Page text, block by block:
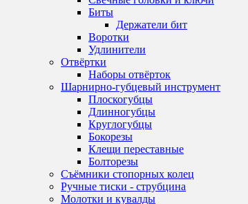
Биты
Держатели бит
Воротки
Удлинители
Отвёртки
Наборы отвёрток
Шарнирно-губцевый инструмент
Плоскогубцы
Длинногубцы
Круглогубцы
Бокорезы
Клещи переставные
Болторезы
Съёмники стопорных колец
Ручные тиски - струбцина
Молотки и кувалды